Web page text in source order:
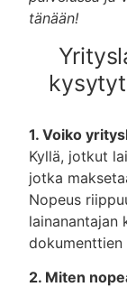
tänään!
1. Voiko
Kyllä, jotkut
jotka
Nopeus
lainanantajan
2. Miten